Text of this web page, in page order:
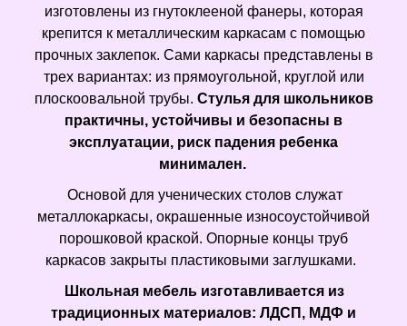
изготовлены из гнутоклееной фанеры, которая
крепится к металлическим каркасам с помощью
прочных заклепок. Сами каркасы представлены в
трех вариантах: из прямоугольной, круглой или
плоскоовальной трубы. Стулья для школьников
практичны, устойчивы и безопасны в
эксплуатации, риск падения ребенка
минимален.
Основой для ученических столов служат
металлокаркасы, окрашенные износоустойчивой
порошковой краской. Опорные концы труб
каркасов закрыты пластиковыми заглушками.
Школьная мебель изготавливается из
традиционных материалов: ЛДСП, МДФ и